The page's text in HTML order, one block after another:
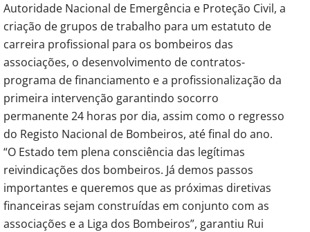
Autoridade Nacional de Emergência e Proteção Civil, a
criação de grupos de trabalho para um estatuto de
carreira profissional para os bombeiros das
associações, o desenvolvimento de contratos-
programa de financiamento e a profissionalização da
primeira intervenção garantindo socorro
permanente 24 horas por dia, assim como o regresso
do Registo Nacional de Bombeiros, até final do ano.
“O Estado tem plena consciência das legítimas
reivindicações dos bombeiros. Já demos passos
importantes e queremos que as próximas diretivas
financeiras sejam construídas em conjunto com as
associações e a Liga dos Bombeiros”, garantiu Rui